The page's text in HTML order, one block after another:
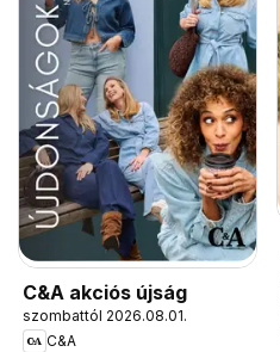
C&A akciós újság
szombattól 2026.08.01.
C&A